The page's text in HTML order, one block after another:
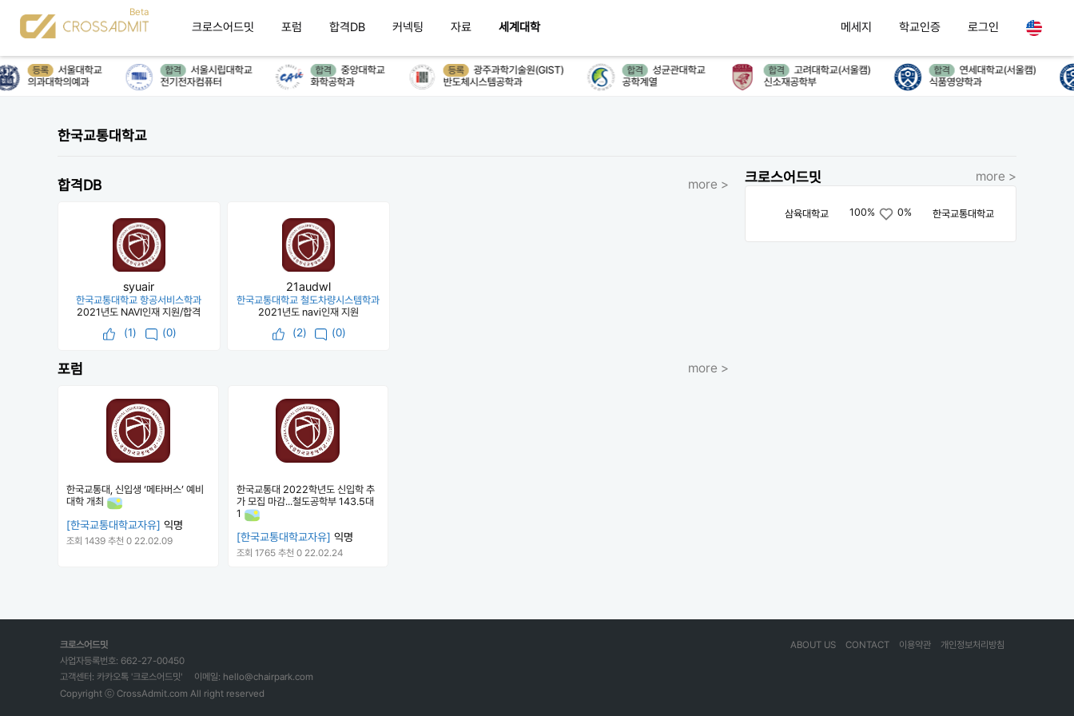
크로스어드밋 포럼 합격DB 커넥팅 자료 세계대학 메세지 학교인증 로그인
등록
서울대학교
의과대학의예과
합격
서울시립대학교
전기전자컴퓨터
합격
중앙대학교
화학공학과
등록
광주과학기술원(GIST)
반도체시스템공학과
합격
성균관대학교
공학계열
합격
고려대학교(서울캠)
신소재공학부
합격
연세대학교(서울캠)
식품영양학과
한국교통대학교
합격DB more >
syuair
한국교통대학교 항공서비스학과
2021년도 NAVI인재 지원/합격
(1) (0)
21audwl
한국교통대학교 철도차량시스템학과
2021년도 navi인재 지원
(2) (0)
포럼 more >
한국교통대, 신입생 ‘메타버스’ 예비
대학 개최
[한국교통대학교자유] 익명
조회 1439 추천 0 22.02.09
한국교통대 2022학년도 신입학 추
가 모집 마감...철도공학부 143.5대
1
[한국교통대학교자유] 익명
조회 1765 추천 0 22.02.24
크로스어드밋 more >
삼육대학교 100% 0% 한국교통대학교
크로스어드밋 개인정보처리방침
이용약관
CONTACT
ABOUT US
사업자등록번호: 662-27-00450
고객센터: 카카오톡 '크로스어드밋'
이메일: hello@chairpark.com
Copyright ⓒ CrossAdmit.com All right reserved